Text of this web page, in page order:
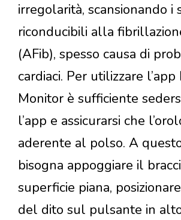
irregolarità, scansionando i
riconducibili alla
(AFib), spesso causa di
cardiaci. Per utilizzare l’app
Monitor è sufficiente
l’app e assicurarsi che
aderente al polso. A
bisogna appoggiare il
superficie piana,
del dito sul pulsante in